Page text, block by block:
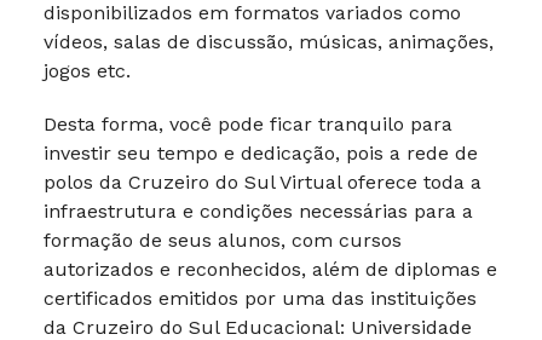
disponibilizados em formatos variados como
vídeos, salas de discussão, músicas, animações,
jogos etc.
Desta forma, você pode ficar tranquilo para
investir seu tempo e dedicação, pois a rede de
polos da Cruzeiro do Sul Virtual oferece toda a
infraestrutura e condições necessárias para a
formação de seus alunos, com cursos
autorizados e reconhecidos, além de diplomas e
certificados emitidos por uma das instituições
da Cruzeiro do Sul Educacional: Universidade